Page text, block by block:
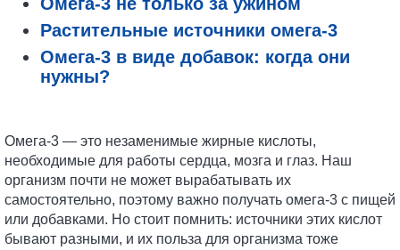
Омега-3 — это незаменимые жирные кислоты,
необходимые для работы сердца, мозга и глаз. Наш
организм почти не может вырабатывать их
самостоятельно, поэтому важно получать омега-3 с пищей
или добавками. Но стоит помнить: источники этих кислот
бывают разными, и их польза для организма тоже
Растительные источники омега-3
Омега-3 в виде добавок: когда они
нужны?